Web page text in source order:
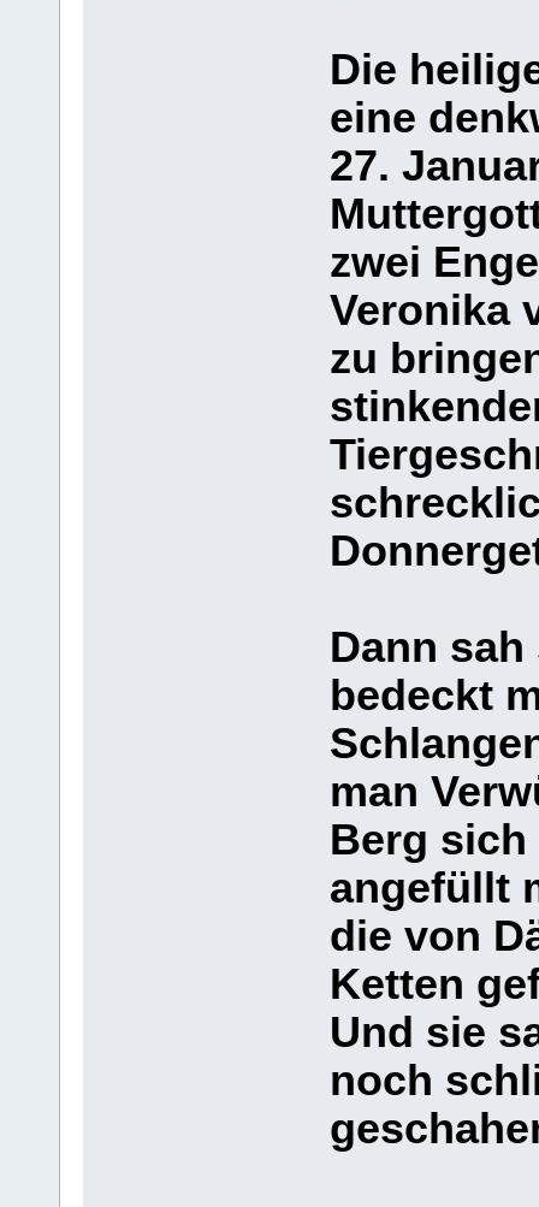
Die
eine
27.
zwei
Veronika
zu
Dann
bedeckt
man
Berg
angefüllt
die von
Ketten
Und sie
noch